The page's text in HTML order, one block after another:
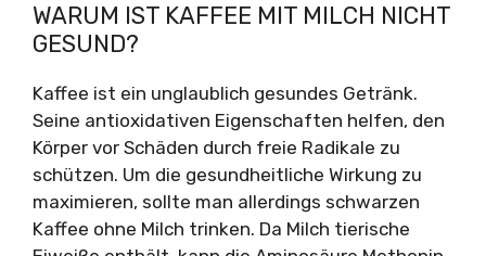
WARUM IST KAFFEE MIT MILCH NICHT
GESUND?
Kaffee ist ein unglaublich gesundes Getränk.
Seine antioxidativen Eigenschaften helfen, den
Körper vor Schäden durch freie Radikale zu
schützen. Um die gesundheitliche Wirkung zu
maximieren, sollte man allerdings schwarzen
Kaffee ohne Milch trinken. Da Milch tierische